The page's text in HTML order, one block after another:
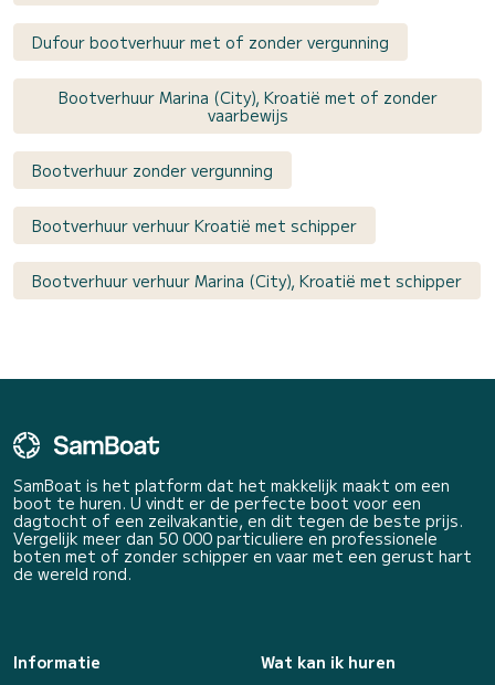
Dufour bootverhuur met of zonder vergunning
Bootverhuur Marina (City), Kroatië met of zonder
vaarbewijs
Bootverhuur zonder vergunning
Bootverhuur verhuur Kroatië met schipper
Bootverhuur verhuur Marina (City), Kroatië met schipper
SamBoat is het platform dat het makkelijk maakt om een
boot te huren. U vindt er de perfecte boot voor een
dagtocht of een zeilvakantie, en dit tegen de beste prijs.
Vergelijk meer dan 50 000 particuliere en professionele
boten met of zonder schipper en vaar met een gerust hart
de wereld rond.
Informatie
Wat kan ik huren